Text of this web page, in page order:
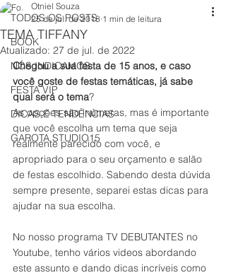
TODOS OS POSTS
BOOK
NÓS INDICAMOS
FESTA VIP
DICAS E TENDÊNCIAS
GAROTA STUDIO15
TEMA TIFFANY
Otniel Souza
25 de jul. de 2018 1 min de leitura
Atualizado: 27 de jul. de 2022
Chegou a sua festa de 15 anos, e caso
você goste de festas temáticas, já sabe
qual será o tema?
As opções são inúmeras, mas é importante
que você escolha um tema que seja
realmente parecido com você, e
apropriado para o seu orçamento e salão
de festas escolhido. Sabendo desta dúvida
sempre presente, separei estas dicas para
ajudar na sua escolha.
No nosso programa TV DEBUTANTES no
Youtube, tenho vários videos abordando
este assunto e dando dicas incríveis como